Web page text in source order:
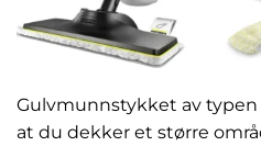
Gulvmunnstykket av typen
at du dekker et større